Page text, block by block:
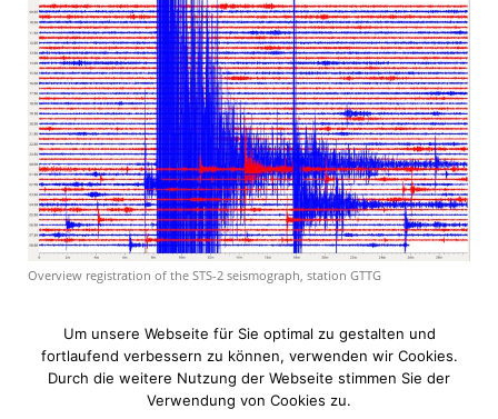
Overview registration of the STS-2 seismograph, station GTTG
Um unsere Webseite für Sie optimal zu gestalten und
fortlaufend verbessern zu können, verwenden wir Cookies.
Durch die weitere Nutzung der Webseite stimmen Sie der
Verwendung von Cookies zu.